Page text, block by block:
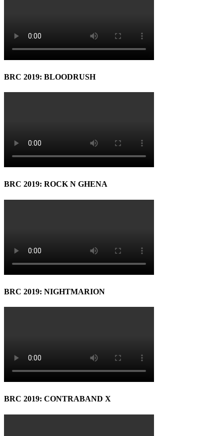
BRC 2019: BLOODRUSH
BRC 2019: ROCK N GHENA
BRC 2019: NIGHTMARION
BRC 2019: CONTRABAND X